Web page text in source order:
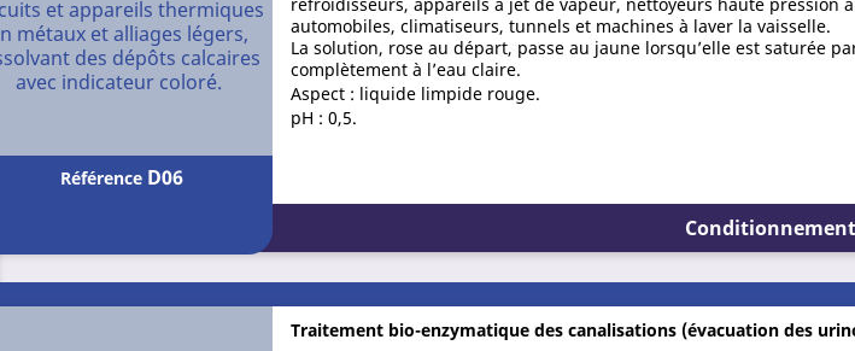
refroidisseurs, appareils à jet de vapeur, nettoyeurs haute pression
automobiles, climatiseurs, tunnels et machines à laver la vaisselle.
La solution, rose au départ, passe au jaune lorsqu’elle est saturée
complètement à l’eau claire.
Aspect : liquide limpide rouge.
pH : 0,5.
et appareils thermiques
métaux et alliages légers,
des dépôts calcaires
avec indicateur coloré.
Référence D06
Conditionnement
Traitement bio-enzymatique des canalisations (évacuation des